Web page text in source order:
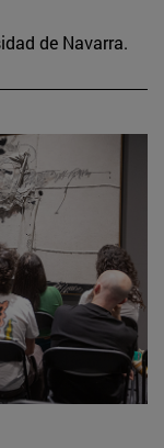
de Navarra.